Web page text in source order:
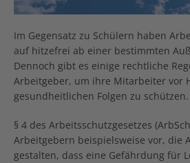
Im Gegensatz zu Schülern haben
auf hitzefrei ab einer bestimmten
Dennoch gibt es einige rechtliche
Arbeitgeber, um ihre Mitarbeiter vor
gesundheitlichen Folgen zu schützen.
§ 4 des Arbeitsschutzgesetzes
Arbeitgebern beispielsweise vor, die
gestalten, dass eine Gefährdung für